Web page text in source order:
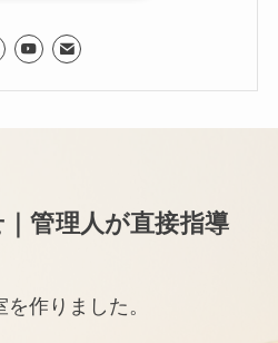
管理人が直接指導
作りました。